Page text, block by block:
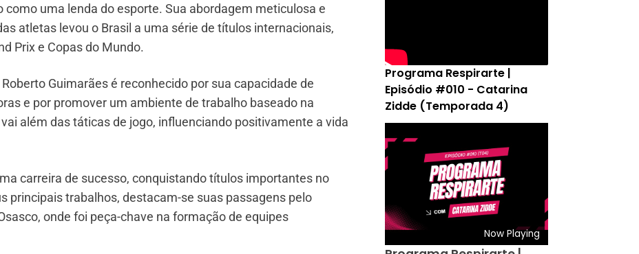
como uma lenda do esporte. Sua abordagem meticulosa e
atletas levou o Brasil a uma série de títulos internacionais,
Prix e Copas do Mundo.
Guimarães é reconhecido por sua capacidade de
e por promover um ambiente de trabalho baseado na
além das táticas de jogo, influenciando positivamente a vida
carreira de sucesso, conquistando títulos importantes no
principais trabalhos, destacam-se suas passagens pelo
onde foi peça-chave na formação de equipes
Programa Respirarte |
Episódio #010 - Catarina
Zidde (Temporada 4)
Now Playing